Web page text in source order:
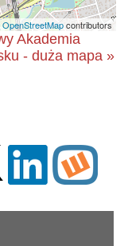
OpenStreetMapcontributors
Akademia
- duża mapa »